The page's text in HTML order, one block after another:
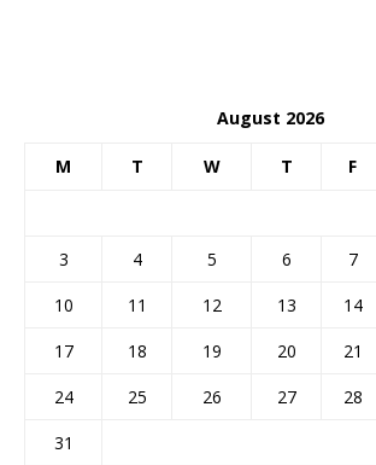
August 2026
M T W T F
3
4 5 6 7
10
11 12 13 14
17
18 19 20 21
24
25 26 27 28
31